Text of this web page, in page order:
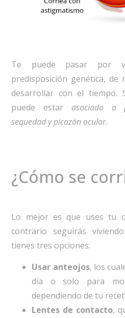
Te puede pasar por
predisposición genética, de
desarrollar con el tiempo.
puede estar asociado a
sequedad y picazón ocular.
¿Cómo se
Lo mejor es que uses tu
contrario seguirás
tienes tres opciones:
Usar anteojos, los
día o solo para
dependiendo de tu
Lentes de contacto,